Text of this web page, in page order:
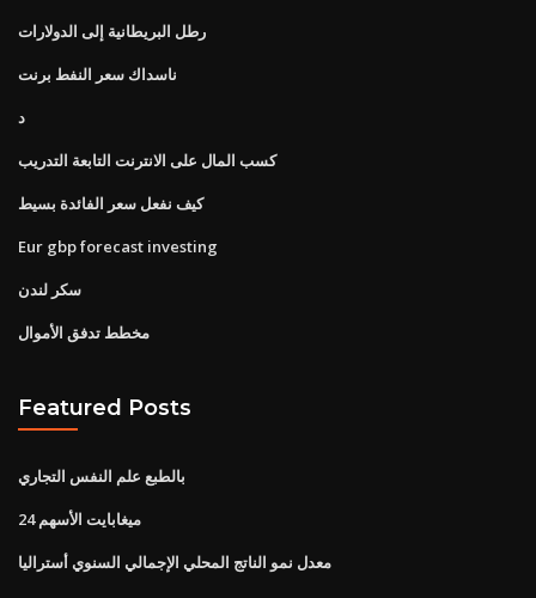
رطل البريطانية إلى الدولارات
ناسداك سعر النفط برنت
د
كسب المال على الانترنت التابعة التدريب
كيف نفعل سعر الفائدة بسيط
Eur gbp forecast investing
سكر لندن
مخطط تدفق الأموال
Featured Posts
بالطبع علم النفس التجاري
ميغابايت الأسهم 24
معدل نمو الناتج المحلي الإجمالي السنوي أستراليا